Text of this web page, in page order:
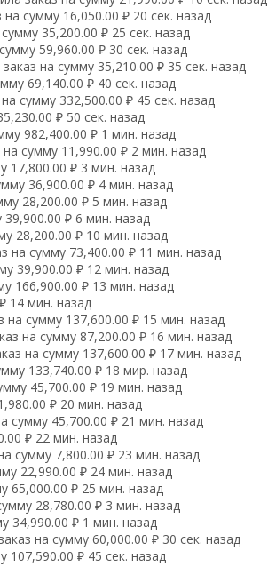
сумму 16,050.00 ₽ 20 сек. назад
35,200.00 ₽ 25 сек. назад
59,960.00 ₽ 30 сек. назад
на сумму 35,210.00 ₽ 35 сек. назад
69,140.00 ₽ 40 сек. назад
сумму 332,500.00 ₽ 45 сек. назад
₽ 50 сек. назад
982,400.00 ₽ 1 мин. назад
сумму 11,990.00 ₽ 2 мин. назад
₽ 3 мин. назад
36,900.00 ₽ 4 мин. назад
28,200.00 ₽ 5 мин. назад
₽ 6 мин. назад
28,200.00 ₽ 10 мин. назад
на сумму 73,400.00 ₽ 11 мин. назад
39,900.00 ₽ 12 мин. назад
166,900.00 ₽ 13 мин. назад
14 мин. назад
сумму 137,600.00 ₽ 15 мин. назад
на сумму 87,200.00 ₽ 16 мин. назад
на сумму 137,600.00 ₽ 17 мин. назад
133,740.00 ₽ 18 мир. назад
45,700.00 ₽ 19 мин. назад
₽ 20 мин. назад
45,700.00 ₽ 21 мин. назад
₽ 22 мин. назад
сумму 7,800.00 ₽ 23 мин. назад
22,990.00 ₽ 24 мин. назад
65,000.00 ₽ 25 мин. назад
28,780.00 ₽ 3 мин. назад
34,990.00 ₽ 1 мин. назад
на сумму 60,000.00 ₽ 30 сек. назад
₽ 45 сек. назад